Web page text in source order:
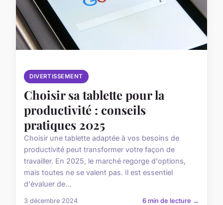
DIVERTISSEMENT
Choisir sa tablette pour la
productivité : conseils
pratiques 2025
Choisir une tablette adaptée à vos besoins de
productivité peut transformer votre façon de
travailler. En 2025, le marché regorge d'options,
mais toutes ne se valent pas. Il est essentiel
d'évaluer de...
3 décembre 2024 6 min de lecture →